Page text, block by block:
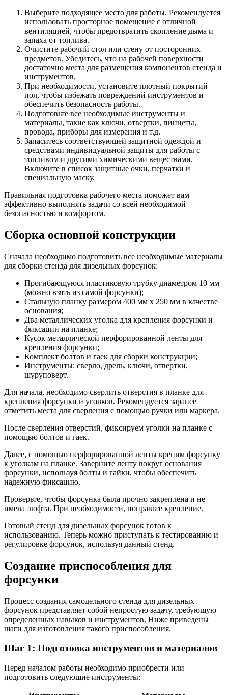
Выберите подходящее место для работы. Рекомендуется
использовать просторное помещение с отличной
вентиляцией, чтобы предотвратить скопление дыма и
запаха от топлива.
Очистите рабочий стол или стену от посторонних
предметов. Убедитесь, что на рабочей поверхности
достаточно места для размещения компонентов стенда и
инструментов.
При необходимости, установите плотный покрытий
пол, чтобы избежать повреждений инструментов и
обеспечить безопасность работы.
Подготовьте все необходимые инструменты и
материалы, такие как ключи, отвертки, пинцеты,
провода, приборы для измерения и т.д.
Запаситесь соответствующей защитной одеждой и
средствами индивидуальной защиты для работы с
топливом и другими химическими веществами.
Включите в список защитные очки, перчатки и
специальную маску.
Правильная подготовка рабочего места поможет вам
эффективно выполнять задачи со всей необходимой
безопасностью и комфортом.
Сборка основной конструкции
Сначала необходимо подготовить все необходимые материалы
для сборки стенда для дизельных форсунок:
Прогибающуюся пластиковую трубку диаметром 10 мм
(можно взять из самой форсунки);
Стальную планку размером 400 мм х 250 мм в качестве
основания;
Два металлических уголка для крепления форсунки и
фиксации на планке;
Кусок металлической перфорированной ленты для
крепления форсунки;
Комплект болтов и гаек для сборки конструкции;
Инструменты: сверло, дрель, ключи, отвертки,
шуруповерт.
Для начала, необходимо сверлить отверстия в планке для
крепления форсунки и уголков. Рекомендуется заранее
отметить места для сверления с помощью ручки или маркера.
После сверления отверстий, фиксируем уголки на планке с
помощью болтов и гаек.
Далее, с помощью перфорированной ленты крепим форсунку
к уголкам на планке. Заверните ленту вокруг основания
форсунки, используя болты и гайки, чтобы обеспечить
надежную фиксацию.
Проверьте, чтобы форсунка была прочно закреплена и не
имела люфта. При необходимости, поправьте крепление.
Готовый стенд для дизельных форсунок готов к
использованию. Теперь можно приступать к тестированию и
регулировке форсунок, используя данный стенд.
Создание приспособления для
форсунки
Процесс создания самодельного стенда для дизельных
форсунок представляет собой непростую задачу, требующую
определенных навыков и инструментов. Ниже приведены
шаги для изготовления такого приспособления.
Шаг 1: Подготовка инструментов и материалов
Перед началом работы необходимо приобрести или
подготовить следующие инструменты: